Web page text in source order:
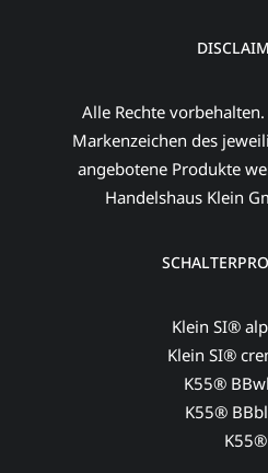
Alle Rechte
Markenzeichen des
angebotene Produkte
Handelshaus Klein
Klein SI®
Klein SI®
K55®
K55®
K55®